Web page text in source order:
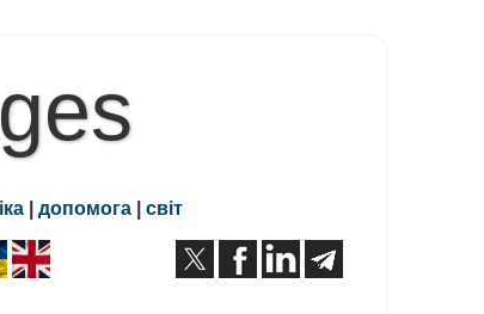
| допомога | світ